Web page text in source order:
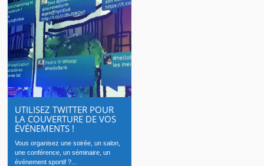
UTILISEZ TWITTER POUR
LA COUVERTURE DE VOS
ÉVÉNEMENTS !
Vous organisez une soirée, un salon,
une conférence, un séminaire, un
événement sportif ?...